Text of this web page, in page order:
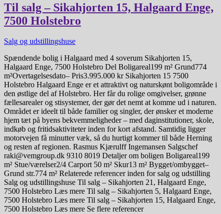
Til salg – Sikahjorten 15, Halgaard Enge,
7500 Holstebro
Salg og udstillingshuse
Spændende bolig i Halgaard med 4 soverum Sikahjorten 15,
Halgaard Enge, 7500 Holstebro Del Boligareal199 m² Grund774
m²Overtagelsesdato– Pris3.995.000 kr Sikahjorten 15 7500
Holstebro Halgaard Enge er et attraktivt og naturskønt boligområde i
den østlige del af Holstebro. Her får du rolige omgivelser, grønne
fællesarealer og stisystemer, der gør det nemt at komme ud i naturen.
Området er ideelt til både familier og singler, der ønsker et moderne
hjem tæt på byens bekvemmeligheder – med daginstitutioner, skole,
indkøb og fritidsaktiviteter inden for kort afstand. Samtidig ligger
motorvejen få minutter væk, så du hurtigt kommer til både Herning
og resten af regionen. Rasmus Kjærulff Ingemansen Salgschef
raki@vemgroup.dk 9310 8019 Detaljer om boligen Boligareal199
m² Stue/værelser2/4 Carport 50 m² Skur13 m² Bygget/ombygget–
Grund str.774 m² Relaterede referencer inden for salg og udstilling
Salg og udstillingshuse Til salg – Sikahjorten 21, Halgaard Enge,
7500 Holstebro Læs mere Til salg – Sikahjorten 5, Halgaard Enge,
7500 Holstebro Læs mere Til salg – Sikahjorten 15, Halgaard Enge,
7500 Holstebro Læs mere Se flere referencer